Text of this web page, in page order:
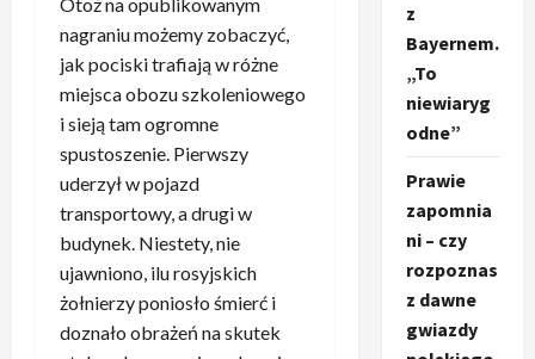
nagraniu możemy zobaczyć,
jak pociski trafiają w różne
miejsca obozu szkoleniowego
i sieją tam ogromne
spustoszenie. Pierwszy
uderzył w pojazd
transportowy, a drugi w
budynek. Niestety, nie
ujawniono, ilu rosyjskich
żołnierzy poniosło śmierć i
doznało obrażeń na skutek
z
Bayernem.
„To
niewiaryg
odne”
Prawie
zapomnia
ni – czy
rozpoznas
z dawne
gwiazdy